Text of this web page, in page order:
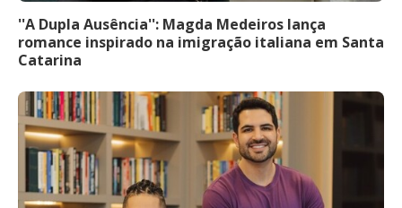
''A Dupla Ausência'': Magda Medeiros lança
romance inspirado na imigração italiana em Santa
Catarina